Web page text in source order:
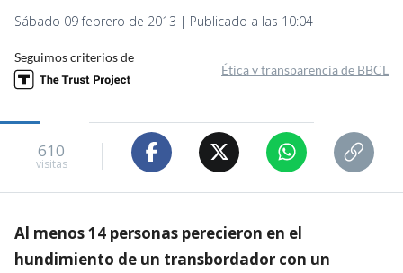
Sábado 09 febrero de 2013 | Publicado a las 10:04
Seguimos criterios de
Ética y transparencia de BBCL
610
visitas
Al menos 14 personas perecieron en el
hundimiento de un transbordador con un